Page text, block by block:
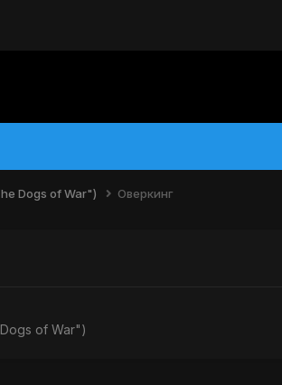
Dogs of War") Оверкинг
of War")